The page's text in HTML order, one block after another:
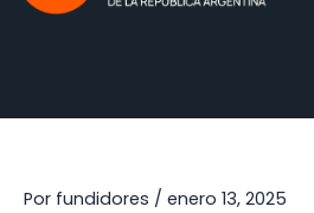
Por fundidores / enero 13, 2025